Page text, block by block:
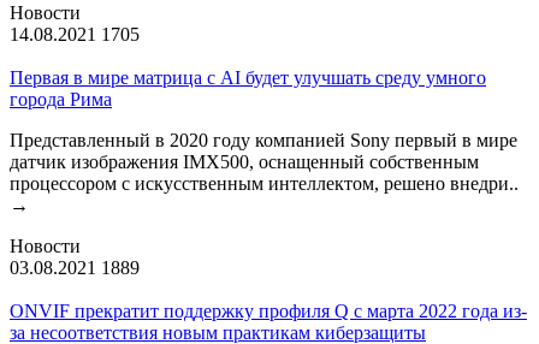
Новости
14.08.2021 1705
Первая в мире матрица с AI будет улучшать среду умного
города Рима
Представленный в 2020 году компанией Sony первый в мире
датчик изображения IMX500, оснащенный собственным
процессором с искусственным интеллектом, решено внедри..
→
Новости
03.08.2021 1889
ONVIF прекратит поддержку профиля Q с марта 2022 года из-
за несоответствия новым практикам киберзащиты